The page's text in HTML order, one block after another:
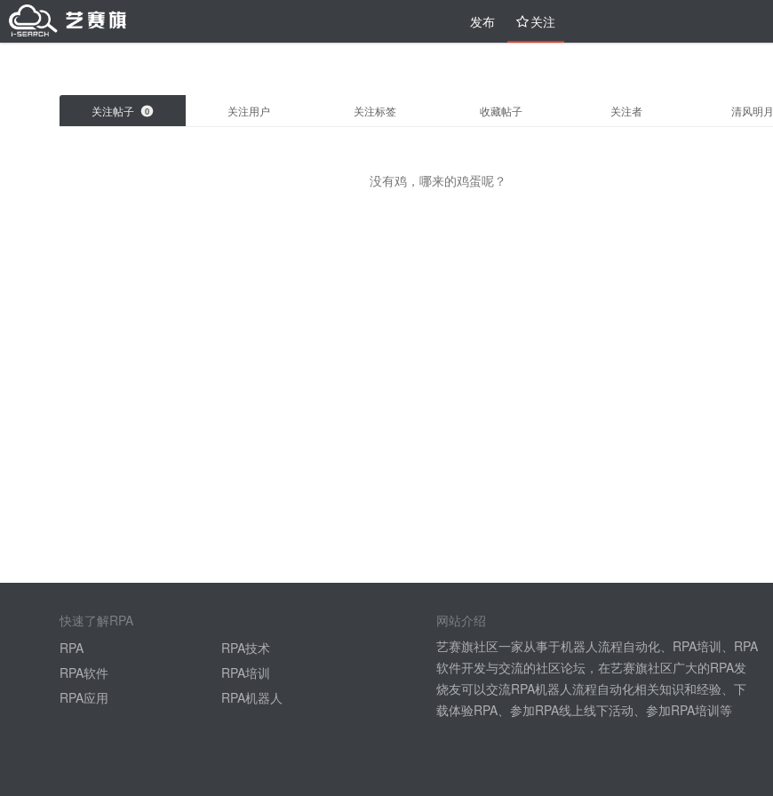
发布 关注
关注帖子 0 关注用户 关注标签 收藏帖子 关注者 清风明月
没有鸡，哪来的鸡蛋呢？
快速了解RPA
RPA
RPA技术
RPA软件
RPA培训
RPA应用
RPA机器人
网站介绍
艺赛旗社区一家从事于机器人流程自动化、RPA培训、RPA
软件开发与交流的社区论坛，在艺赛旗社区广大的RPA发
烧友可以交流RPA机器人流程自动化相关知识和经验、下
载体验RPA、参加RPA线上线下活动、参加RPA培训等